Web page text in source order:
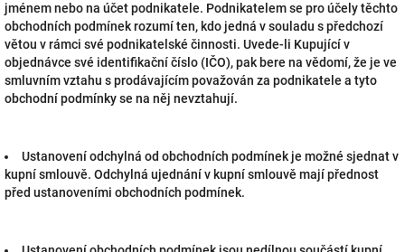
jménem nebo na účet podnikatele. Podnikatelem se pro účely těchto
obchodních podmínek rozumí ten, kdo jedná v souladu s předchozí
větou v rámci své podnikatelské činnosti. Uvede-li Kupující v
objednávce své identifikační číslo (IČO), pak bere na vědomí, že je ve
smluvním vztahu s prodávajícím považován za podnikatele a tyto
obchodní podmínky se na něj nevztahují.
Ustanovení odchylná od obchodních podmínek je možné sjednat v
kupní smlouvě. Odchylná ujednání v kupní smlouvě mají přednost
před ustanoveními obchodních podmínek.